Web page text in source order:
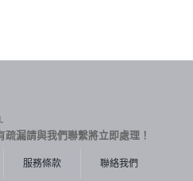
漏請與我們聯繫將立即處理！
服務條款 聯絡我們